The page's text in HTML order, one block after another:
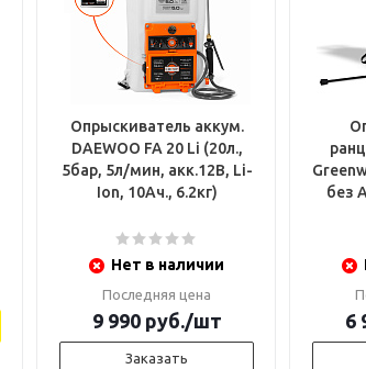
Опрыскиватель аккум.
DAEWOO FA 20 Li (20л.,
5бар, 5л/мин, акк.12В, Li-
Ion, 10Ач., 6.2кг)
Нет в наличии
Последняя цена
9 990руб./шт
Заказать
без
6